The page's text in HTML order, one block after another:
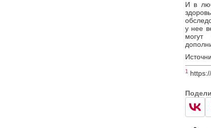
И в
у нее
могут
1